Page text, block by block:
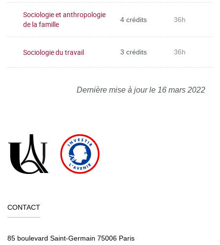
Sociologie et anthropologie
de la famille
4 crédits 36h
Sociologie du travail 3 crédits 36h
Dernière mise à jour le 16 mars 2022
CONTACT
85 boulevard Saint-Germain 75006 Paris